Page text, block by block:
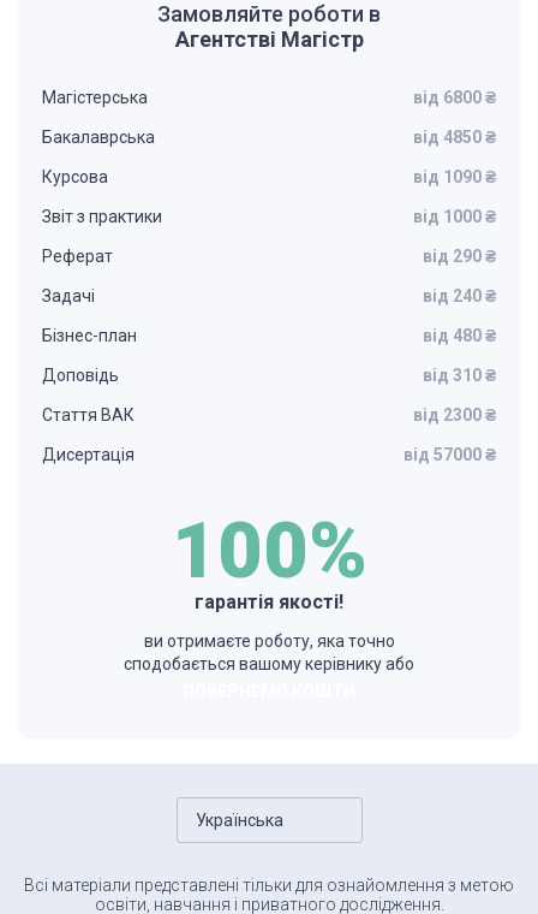
Замовляйте роботи в
Агентстві Магістр
Магістерська від 6800 ₴
Бакалаврська від 4850 ₴
Курсова від 1090 ₴
Звіт з практики від 1000 ₴
Реферат від 290 ₴
Задачі від 240 ₴
Бізнес-план від 480 ₴
Доповідь від 310 ₴
Стаття ВАК від 2300 ₴
Дисертація від 57000 ₴
100%
гарантія якості!
ви отримаєте роботу, яка точно
сподобається вашому керівнику або
Українська
Всі матеріали представлені тільки для ознайомлення з метою
освіти, навчання і приватного дослідження.